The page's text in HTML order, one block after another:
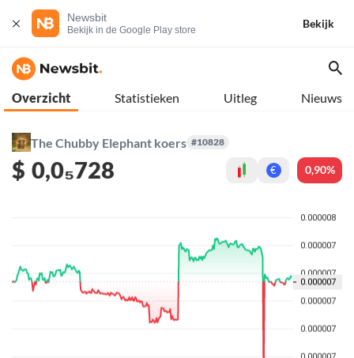
Newsbit
Bekijk in de Google Play store
Bekijk
Overzicht Statistieken Uitleg Nieuws
The Chubby Elephant koers #10828
$ 0,0₅728 € 0,90%